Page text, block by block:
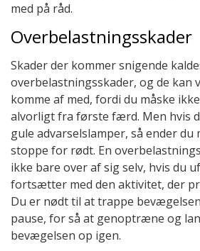
med på råd.
Overbelastningsskader
Skader der kommer snigende
overbelastningsskader, og de
komme af med, fordi du måske
alvorligt fra første færd. Men hvis
gule advarselslamper, så ender du
stoppe for rødt. En
ikke bare over af sig selv, hvis du
fortsætter med den aktivitet, der
Du er nødt til at trappe
pause, for så at genoptræne og
bevægelsen op igen.